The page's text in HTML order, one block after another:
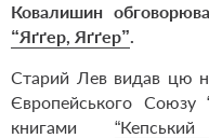
Ковалишин
“Яґґер, Яґґер”.
Старий Лев видав цю
Європейського Союзу
книгами